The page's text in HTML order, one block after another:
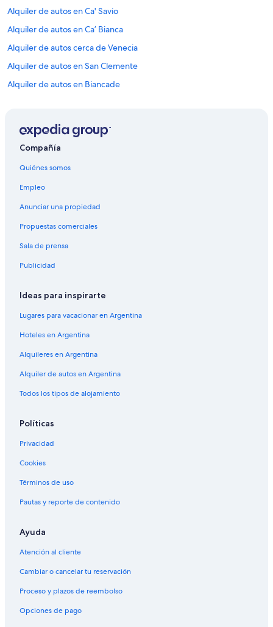
Alquiler de autos en Ca' Savio
Alquiler de autos en Ca’ Bianca
Alquiler de autos cerca de Venecia
Alquiler de autos en San Clemente
Alquiler de autos en Biancade
Compañía
Quiénes somos
Empleo
Anunciar una propiedad
Propuestas comerciales
Sala de prensa
Publicidad
Ideas para inspirarte
Lugares para vacacionar en Argentina
Hoteles en Argentina
Alquileres en Argentina
Alquiler de autos en Argentina
Todos los tipos de alojamiento
Políticas
Privacidad
Cookies
Términos de uso
Pautas y reporte de contenido
Ayuda
Atención al cliente
Cambiar o cancelar tu reservación
Proceso y plazos de reembolso
Opciones de pago